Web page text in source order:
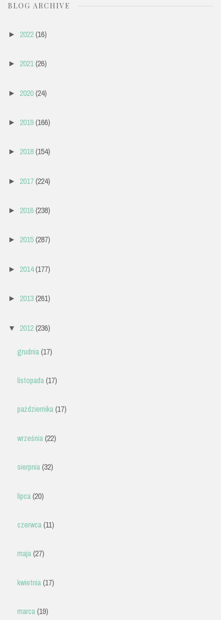
BLOG ARCHIVE
► 2022(16)
► 2021(26)
► 2020(24)
► 2019(166)
► 2018(154)
► 2017(224)
► 2016(238)
► 2015(287)
► 2014(177)
► 2013(261)
▼ 2012(236)
grudnia(17)
listopada(17)
października(17)
września(22)
sierpnia(32)
lipca(20)
czerwca(11)
maja(27)
kwietnia(17)
marca(19)